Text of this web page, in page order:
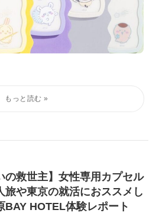
の救世主】女性専用カプセル
旅や東京の就活におススメし
BAY HOTEL体験レポート